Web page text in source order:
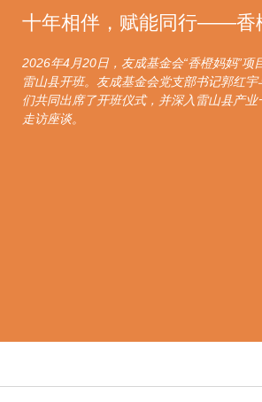
十年相伴，赋能同行——香
2026年4月20日，友成基金会“香橙妈妈”项
雷山县开班。友成基金会党支部书记郭红宇
们共同出席了开班仪式，并深入雷山县产业
走访座谈。